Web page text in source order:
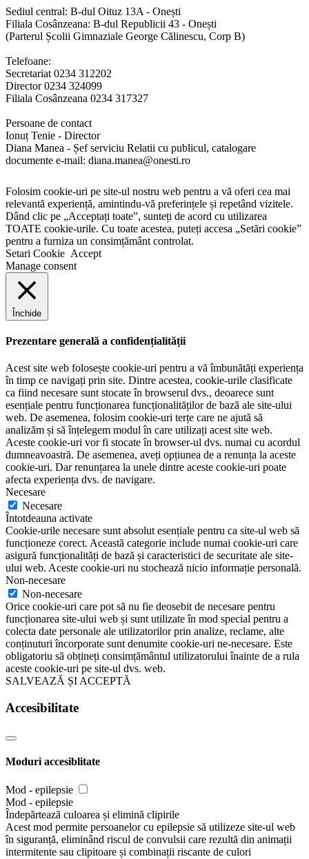
Sediul central: B-dul Oituz 13A - Onești
Filiala Cosânzeana: B-dul Republicii 43 - Onești
(Parterul Școlii Gimnaziale George Călinescu, Corp B)
Telefoane:
Secretariat 0234 312202
Director 0234 324099
Filiala Cosânzeana 0234 317327
Persoane de contact
Ionuț Tenie - Director
Diana Manea - Șef serviciu Relatii cu publicul, catalogare
documente e-mail: diana.manea@onesti.ro
Folosim cookie-uri pe site-ul nostru web pentru a vă oferi cea mai
relevantă experiență, amintindu-vă preferințele și repetând vizitele.
Dând clic pe „Acceptați toate”, sunteți de acord cu utilizarea
TOATE cookie-urile. Cu toate acestea, puteți accesa „Setări cookie”
pentru a furniza un consimțământ controlat.
Setari Cookie Accept
Manage consent
Închide
Prezentare generală a confidențialității
Acest site web folosește cookie-uri pentru a vă îmbunătăți experiența
în timp ce navigați prin site. Dintre acestea, cookie-urile clasificate
ca fiind necesare sunt stocate în browserul dvs., deoarece sunt
esențiale pentru funcționarea funcționalităților de bază ale site-ului
web. De asemenea, folosim cookie-uri terțe care ne ajută să
analizăm și să înțelegem modul în care utilizați acest site web.
Aceste cookie-uri vor fi stocate în browser-ul dvs. numai cu acordul
dumneavoastră. De asemenea, aveți opțiunea de a renunța la aceste
cookie-uri. Dar renunțarea la unele dintre aceste cookie-uri poate
afecta experiența dvs. de navigare.
Necesare
Necesare
Întotdeauna activate
Cookie-urile necesare sunt absolut esențiale pentru ca site-ul web să
funcționeze corect. Această categorie include numai cookie-uri care
asigură funcționalități de bază și caracteristici de securitate ale site-
ului web. Aceste cookie-uri nu stochează nicio informație personală.
Non-necesare
Non-necesare
Orice cookie-uri care pot să nu fie deosebit de necesare pentru
funcționarea site-ului web și sunt utilizate în mod special pentru a
colecta date personale ale utilizatorilor prin analize, reclame, alte
conținuturi încorporate sunt denumite cookie-uri ne-necesare. Este
obligatoriu să obțineți consimțământul utilizatorului înainte de a rula
aceste cookie-uri pe site-ul dvs. web.
SALVEAZĂ ȘI ACCEPTĂ
Accesibilitate
Moduri accesiblitate
Mod - epilepsie
Mod - epilepsie
Îndepărtează culoarea și elimină clipirile
Acest mod permite persoanelor cu epilepsie să utilizeze site-ul web
în siguranță, eliminând riscul de convulsii care rezultă din animații
intermitente sau clipitoare și combinații riscante de culori